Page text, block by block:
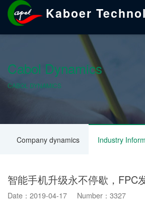
Kaboer
Cabol Dynamics
CABOL DYNAMICS
Company dynamics Industry
智能手机升级永不停歇，FPC
Date：2019-04-17 Number：3327